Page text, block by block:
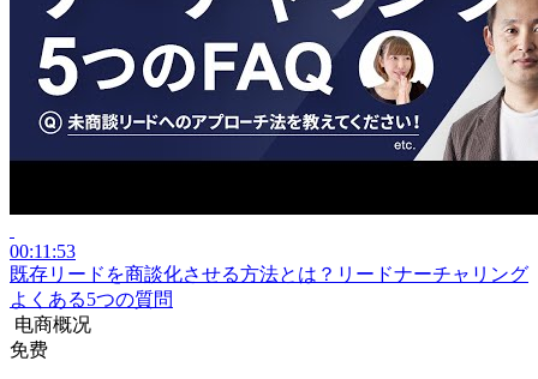
00:11:53
既存リードを商談化させる方法とは？リードナーチャリング
よくある5つの質問
电商概况
免费